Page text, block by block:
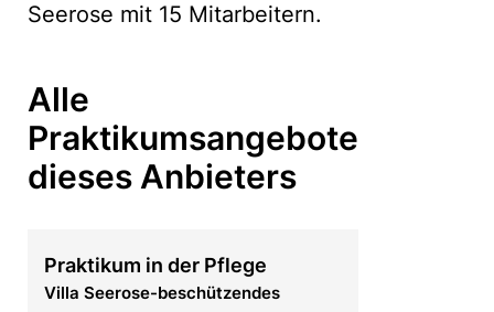
Seerose mit 15 Mitarbeitern.
Alle
Praktikumsangebote
dieses Anbieters
Praktikum in der Pflege
Villa Seerose-beschützendes